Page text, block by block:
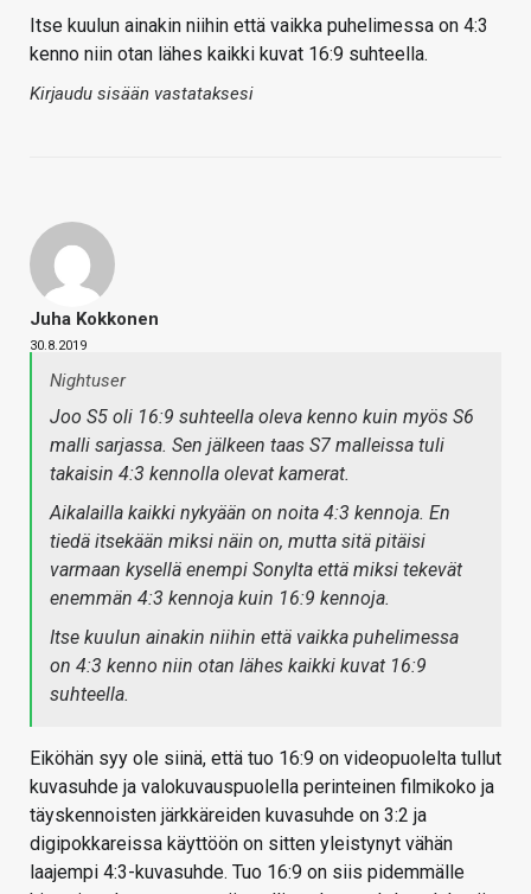
Itse kuulun ainakin niihin että vaikka puhelimessa on 4:3
kenno niin otan lähes kaikki kuvat 16:9 suhteella.
Kirjaudu sisään vastataksesi
Juha Kokkonen
30.8.2019
Nightuser
Joo S5 oli 16:9 suhteella oleva kenno kuin myös S6
malli sarjassa. Sen jälkeen taas S7 malleissa tuli
takaisin 4:3 kennolla olevat kamerat.
Aikalailla kaikki nykyään on noita 4:3 kennoja. En
tiedä itsekään miksi näin on, mutta sitä pitäisi
varmaan kysellä enempi Sonylta että miksi tekevät
enemmän 4:3 kennoja kuin 16:9 kennoja.
Itse kuulun ainakin niihin että vaikka puhelimessa
on 4:3 kenno niin otan lähes kaikki kuvat 16:9
suhteella.
Eiköhän syy ole siinä, että tuo 16:9 on videopuolelta tullut
kuvasuhde ja valokuvauspuolella perinteinen filmikoko ja
täyskennoisten järkkäreiden kuvasuhde on 3:2 ja
digipokkareissa käyttöön on sitten yleistynyt vähän
laajempi 4:3-kuvasuhde. Tuo 16:9 on siis pidemmälle